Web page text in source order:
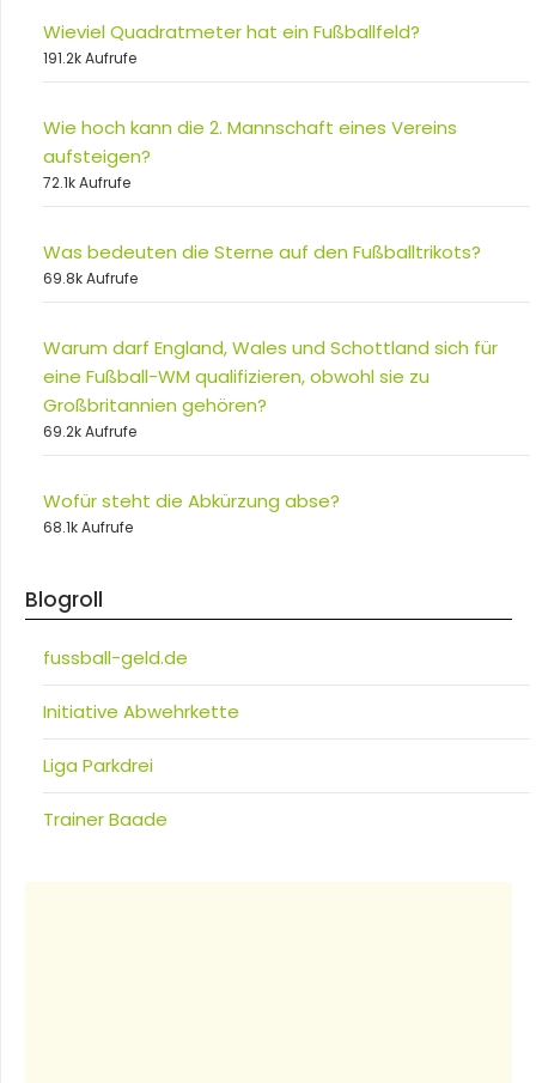
Wieviel Quadratmeter hat ein Fußballfeld?
191.2k Aufrufe
Wie hoch kann die 2. Mannschaft eines Vereins
aufsteigen?
72.1k Aufrufe
Was bedeuten die Sterne auf den Fußballtrikots?
69.8k Aufrufe
Warum darf England, Wales und Schottland sich für
eine Fußball-WM qualifizieren, obwohl sie zu
Großbritannien gehören?
69.2k Aufrufe
Wofür steht die Abkürzung abse?
68.1k Aufrufe
Blogroll
fussball-geld.de
Initiative Abwehrkette
Liga Parkdrei
Trainer Baade